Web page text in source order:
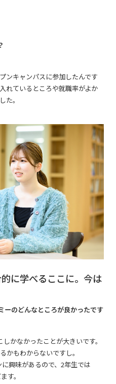
ンキャンパスに参加したんです
れているところや就職率がよか
た。
に学べるここに。今は
ーのどんなところが良かったです
かなかったことが大きいです。
かもわからないですし。
興味があるので、2年生では
す。